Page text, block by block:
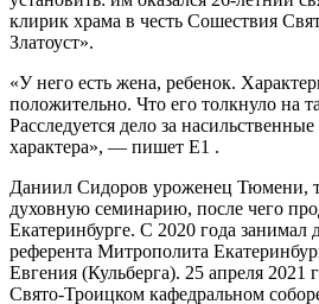
клирик храма в честь Сошествия
Златоуст».
«У него есть жена, ребенок.
положительно. Что его толкнуло на
Расследуется дело за
характера», — пишет E1 .
Даниил Сидоров уроженец Тюмени,
духовную семинарию, после чего
Екатеринбурге. С 2020 года занимал
референта Митрополита
Евгения (Кульберга). 25 апреля 2021
Свято-Троицком кафедральном